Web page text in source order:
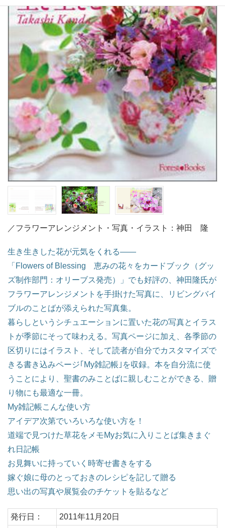
／フラワーアレンジメント・写真・イラスト：神田 隆
生き生きした花が元気をくれる――
「Flowers of Blessing 恵みの花々をカードブック（グッ
ズ制作部門：オリーブス発売）」でも好評の、神田隆氏が
フラワーアレンジメントを手掛けた写真に、リビングバイ
ブルのことばが添えられた写真集。
暮らしというシチュエーションに置いた花の写真とイラス
トが季節にそって味わえる。写真ページに加え、各季節の
区切りにはイラスト、そして読者が自分でカスタマイズで
きる書き込みページ｢My雑記帳｣を収録。本を自分流に使
うことにより、聖書のみことばに親しむことができる、贈
り物にも最適な一冊。
My雑記帳こんな使い方
アイデア次第でいろいろな使い方を！
道端で見つけた草花をメモMyお気に入りことば集きまぐ
れ日記帳
お見舞いに持っていく時寄せ書きをする
嫁ぐ娘に母のとっておきのレシピを記して贈る
思い出の写真や展覧会のチケットを貼るなど
発行日：
2011年11月20日